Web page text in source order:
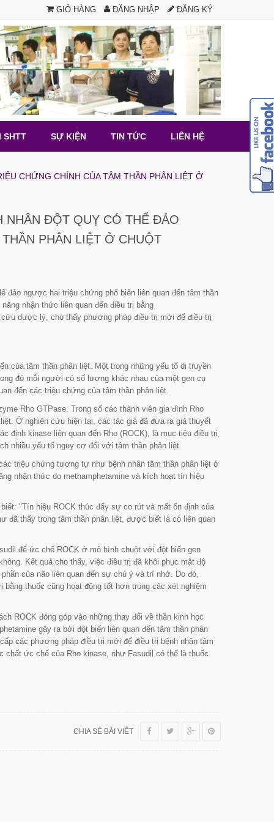
GIỎ HÀNG ĐĂNG NHẬP ĐĂNG KÝ
SHTT SỰ KIỆN TIN TỨC LIÊN HỆ
CHỨNG CHÍNH CỦA TÂM THẦN PHÂN LIỆT Ở
ĐỘT QUỴ CÓ THỂ ĐẢO
PHÂN LIỆT Ở CHUỘT
đảo ngược hai triệu chứng phổ biến liên quan đến tâm thần
nhận thức liên quan đến điều trị bằng
dược lý, cho thấy phương pháp điều trị mới để điều trị
của tâm thần phân liệt. Một trong những yếu tố di truyền
đó mỗi người có số lượng khác nhau của một gen cụ
đến các triệu chứng của tâm thần phân liệt.
Rho GTPase. Trong số các thành viên gia đình Rho
Ở nghiên cứu hiện tại, các tác giả đã đưa ra giả thuyết
định kinase liên quan đến Rho (ROCK), là mục tiêu điều trị
nhiều yếu tố nguy cơ đối với tâm thần phân liệt.
triệu chứng tương tự như bệnh nhân tâm thần phân liệt ở
nhận thức do methamphetamine và kích hoạt tín hiệu
biết:"Tín hiệu ROCK thúc đẩy sự co rút và mất ổn định của
đã thấy trong tâm thần phân liệt, được biết là có liên quan
để ức chế ROCK ở mô hình chuột với đột biến gen
Kết quả cho thấy, việc điều trị đã khôi phục mật độ
của não liên quan đến sự chú ý và trí nhớ. Do đó,
thuốc cũng hoạt động tốt hơn trong các xét nghiệm
ROCK đóng góp vào những thay đổi về thần kinh học
gây ra bởi đột biến liên quan đến tâm thần phân
các phương pháp điều trị mới để điều trị bệnh nhân tâm
chất ức chế của Rho kinase, như Fasudil có thể là thuốc
CHIA SẺ BÀI VIẾT